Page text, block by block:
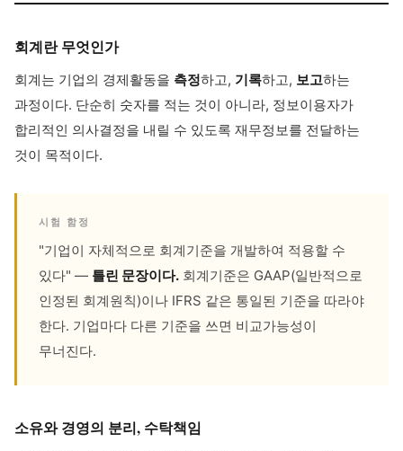
회계란 무엇인가
회계는 기업의 경제활동을 측정하고, 기록하고, 보고하는
과정이다. 단순히 숫자를 적는 것이 아니라, 정보이용자가
합리적인 의사결정을 내릴 수 있도록 재무정보를 전달하는
것이 목적이다.
시험 함정
"기업이 자체적으로 회계기준을 개발하여 적용할 수
있다" — 틀린 문장이다. 회계기준은 GAAP(일반적으로
인정된 회계원칙)이나 IFRS 같은 통일된 기준을 따라야
한다. 기업마다 다른 기준을 쓰면 비교가능성이
무너진다.
소유와 경영의 분리, 수탁책임